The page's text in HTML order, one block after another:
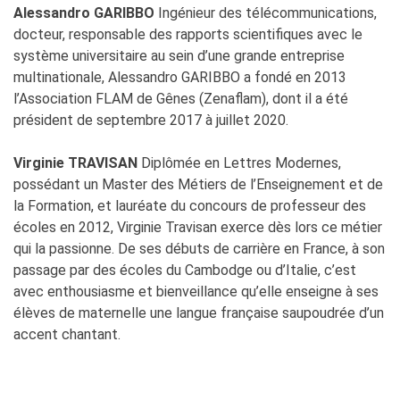
Alessandro GARIBBO Ingénieur des télécommunications,
docteur, responsable des rapports scientifiques avec le
système universitaire au sein d’une grande entreprise
multinationale, Alessandro GARIBBO a fondé en 2013
l’Association FLAM de Gênes (Zenaflam), dont il a été
président de septembre 2017 à juillet 2020.
Virginie TRAVISAN Diplômée en Lettres Modernes,
possédant un Master des Métiers de l’Enseignement et de
la Formation, et lauréate du concours de professeur des
écoles en 2012, Virginie Travisan exerce dès lors ce métier
qui la passionne. De ses débuts de carrière en France, à son
passage par des écoles du Cambodge ou d’Italie, c’est
avec enthousiasme et bienveillance qu’elle enseigne à ses
élèves de maternelle une langue française saupoudrée d’un
accent chantant.